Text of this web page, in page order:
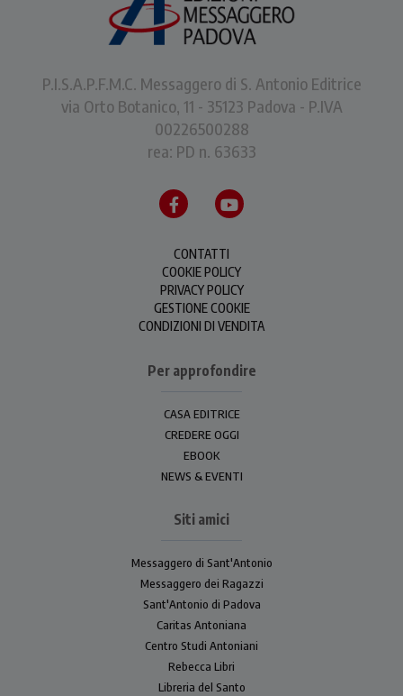
P.I.S.A.P.F.M.C. Messaggero di S. Antonio Editrice
via Orto Botanico, 11 - 35123 Padova - P.IVA
00226500288
rea: PD n. 63633
CONTATTI
COOKIE POLICY
PRIVACY POLICY
GESTIONE COOKIE
CONDIZIONI DI VENDITA
Per approfondire
CASA EDITRICE
CREDERE OGGI
EBOOK
NEWS & EVENTI
Siti amici
Messaggero di Sant'Antonio
Messaggero dei Ragazzi
Sant'Antonio di Padova
Caritas Antoniana
Centro Studi Antoniani
Rebecca Libri
Libreria del Santo